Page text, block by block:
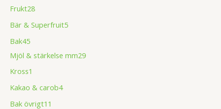
Frukt28
Bär & Superfruit5
Bak45
Mjöl & stärkelse mm29
Kross1
Kakao & carob4
Bak övrigt11